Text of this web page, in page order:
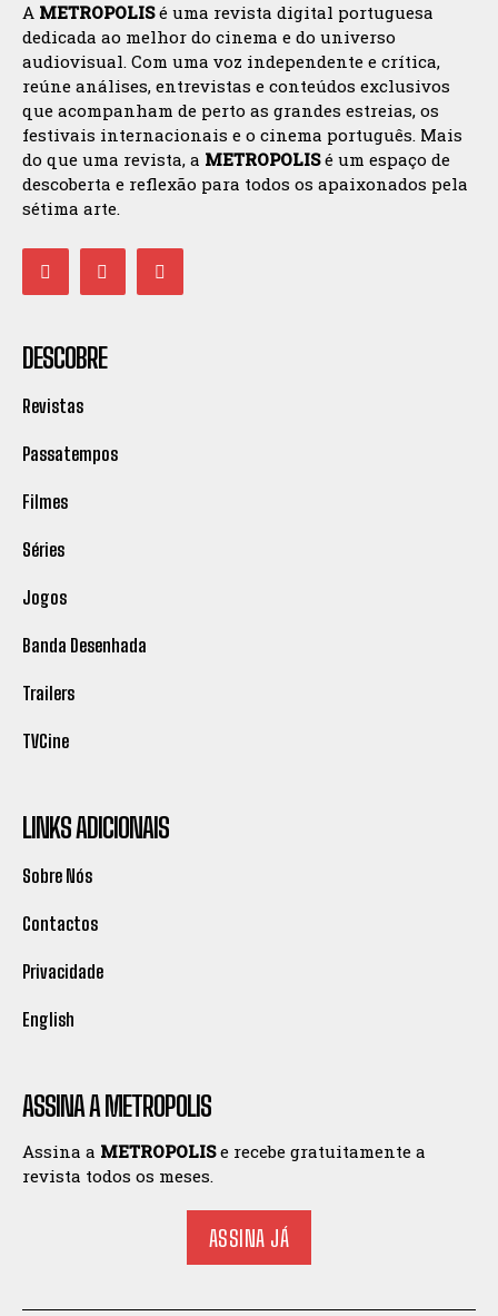
A METROPOLISé uma revista digital portuguesa
dedicada ao melhor do cinema e do universo
audiovisual. Com uma voz independente e crítica,
reúne análises, entrevistas e conteúdos exclusivos
que acompanham de perto as grandes estreias, os
festivais internacionais e o cinema português. Mais
do que uma revista, a METROPOLISé um espaço de
descoberta e reflexão para todos os apaixonados pela
sétima arte.
DESCOBRE
Revistas
Passatempos
Filmes
Séries
Jogos
Banda Desenhada
Trailers
TVCine
LINKS ADICIONAIS
Sobre Nós
Contactos
Privacidade
English
ASSINA A METROPOLIS
Assina a METROPOLISe recebe gratuitamente a
revista todos os meses.
ASSINA JÁ